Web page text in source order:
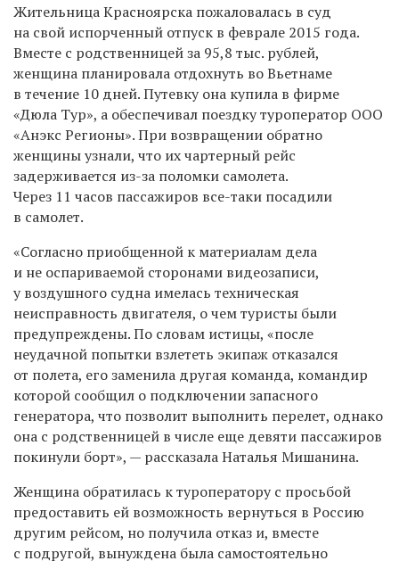
Жительница Красноярска пожаловалась в суд
на свой испорченный отпуск в феврале 2015 года.
Вместе с родственницей за 95,8 тыс. рублей,
женщина планировала отдохнуть во Вьетнаме
в течение 10 дней. Путевку она купила в фирме
«Дюла Тур», а обеспечивал поездку туроператор ООО
«Анэкс Регионы». При возвращении обратно
женщины узнали, что их чартерный рейс
задерживается из-за поломки самолета.
Через 11 часов пассажиров все-таки посадили
в самолет.
«Согласно приобщенной к материалам дела
и не оспариваемой сторонами видеозаписи,
у воздушного судна имелась техническая
неисправность двигателя, о чем туристы были
предупреждены. По словам истицы, «после
неудачной попытки взлететь экипаж отказался
от полета, его заменила другая команда, командир
которой сообщил о подключении запасного
генератора, что позволит выполнить перелет, однако
она с родственницей в числе еще девяти пассажиров
покинули борт», — рассказала Наталья Мишанина.
Женщина обратилась к туроператору с просьбой
предоставить ей возможность вернуться в Россию
другим рейсом, но получила отказ и, вместе
с подругой, вынуждена была самостоятельно